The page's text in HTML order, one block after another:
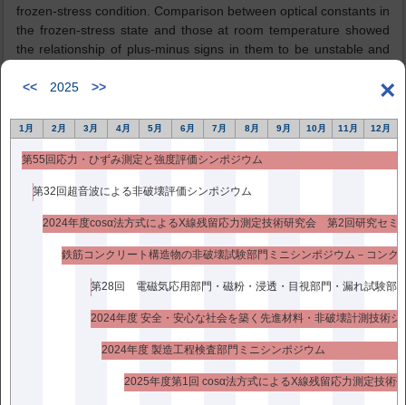
×
<< 2025 >>
1月 2月 3月 4月 5月 6月 7月 8月 9月 10月 11月 12月
第55回応力・ひずみ測定と強度評価シンポジウム
第32回超音波による非破壊評価シンポジウム
2024年度cosα法方式によるX線残留応力測定技術研究会 第2回研究セミ
2024年度 安全・安心な社会を築く先進材料・非破壊計測技術シ
2024年度 製造工程検査部門ミニシンポジウム
2025年度第1回 cosα法方式によるX線残留応力測定技術
frozen-stress condition. Comparison between optical constants in
the frozen-stress state and those at room temperature showed
the relationship of plus-minus signs in them to be unstable and
complicated to measure them. In this study, we present some
patterns. In addition, we also propose a simple technique for
caustic patterns obtained in our experiment are consistent with
theoretically calculated ones. Furthermore, whether evaluated by
the proposed technique or determined by the method using the
deviation of light due to stress gradient, these optical constants
Technique, Concentrated Load, Optical Constant １. 緒言 部材
と部材の接触部において発生する荷重の大きさを精度よく簡便に
評価することの重要性は，機械分野はもとより生体力学分野でも
増加している。例えば， 骨，超高分子量ポリエチレン，金属等，
機構に関する研究１）や，骨セメントの介在によって複 雑な応力